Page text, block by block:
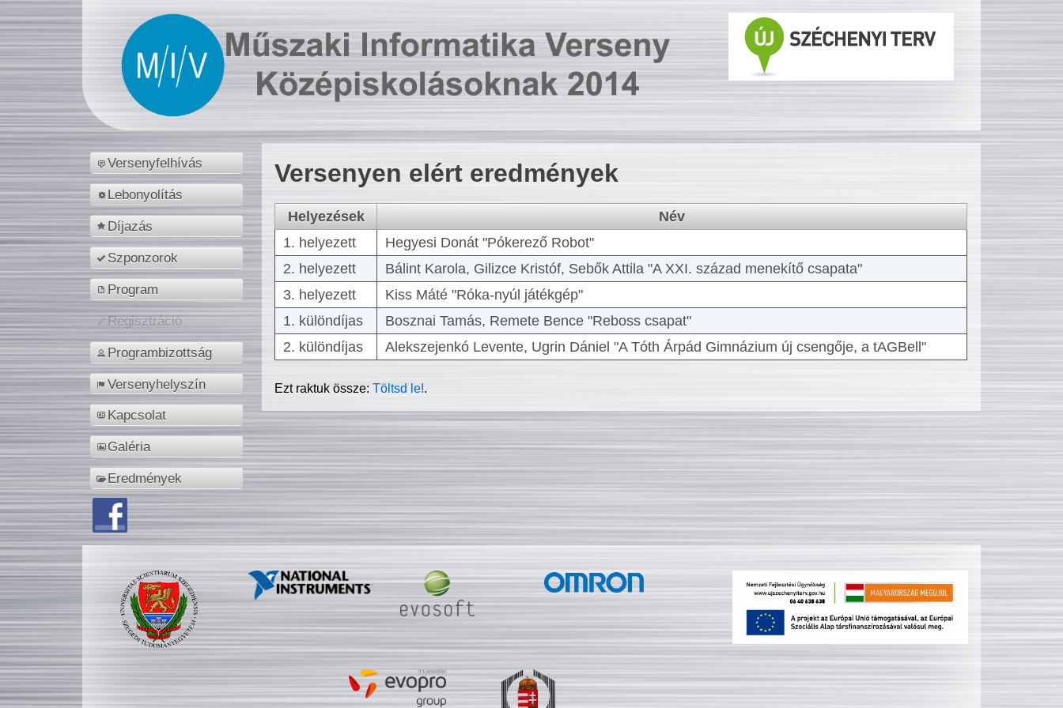
Versenyfelhívás
Lebonyolítás
Díjazás
Szponzorok
Program
Regisztráció
Programbizottság
Versenyhelyszín
Kapcsolat
Galéria
Eredmények
Versenyen elért eredmények
Helyezések
Név
1. helyezett
Hegyesi Donát "Pókerező Robot"
2. helyezett
Bálint Karola, Gilizce Kristóf, Sebők Attila "A XXI. század menekítő csapata"
3. helyezett
Kiss Máté "Róka-nyúl játékgép"
1. különdíjas
Bosznai Tamás, Remete Bence "Reboss csapat"
2. különdíjas
Alekszejenkó Levente, Ugrin Dániel "A Tóth Árpád Gimnázium új csengője, a tAGBell"
Ezt raktuk össze:Töltsd le!.